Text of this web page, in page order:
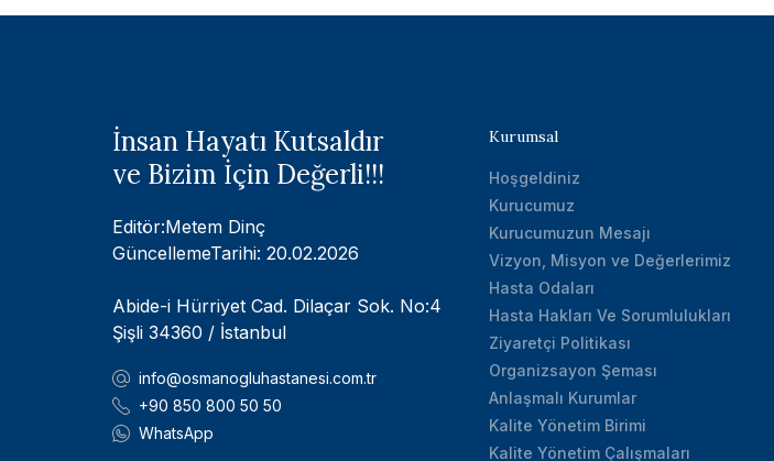
İnsan Hayatı Kutsaldır
ve Bizim İçin Değerli!!!
Editör:Metem Dinç
GüncellemeTarihi: 20.02.2026
Abide-i Hürriyet Cad. Dilaçar Sok. No:4
Şişli 34360 / İstanbul
info@osmanogluhastanesi.com.tr
+90 850 800 50 50
WhatsApp
Kurumsal
Hoşgeldiniz
Kurucumuz
Kurucumuzun Mesajı
Vizyon, Misyon ve Değerlerimiz
Hasta Odaları
Hasta Hakları Ve Sorumlulukları
Ziyaretçi Politikası
Organizsayon Şeması
Anlaşmalı Kurumlar
Kalite Yönetim Birimi
Kalite Yönetim Çalışmaları